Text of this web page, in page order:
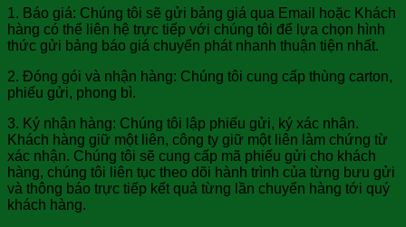
1. Báo giá: Chúng tôi sẽ gửi bảng giá qua Email hoặc Khách
hàng có thể liên hệ trực tiếp với chúng tôi để lựa chọn hình
thức gửi bảng báo giá chuyển phát nhanh thuận tiện nhất.
2. Đóng gói và nhận hàng: Chúng tôi cung cấp thùng carton,
phiếu gửi, phong bì.
3. Ký nhận hàng: Chúng tôi lập phiếu gửi, ký xác nhận.
Khách hàng giữ một liên, công ty giữ một liên làm chứng từ
xác nhận. Chúng tôi sẽ cung cấp mã phiếu gửi cho khách
hàng, chúng tôi liên tục theo dõi hành trình của từng bưu gửi
và thông báo trực tiếp kết quả từng lần chuyển hàng tới quý
khách hàng.